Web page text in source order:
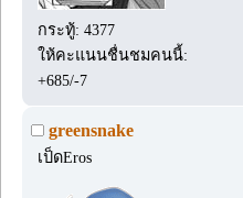
กระทู้: 4377
ให้คะแนนชื่นชมคนนี้:
+685/-7
greensnake
เป็ดEros